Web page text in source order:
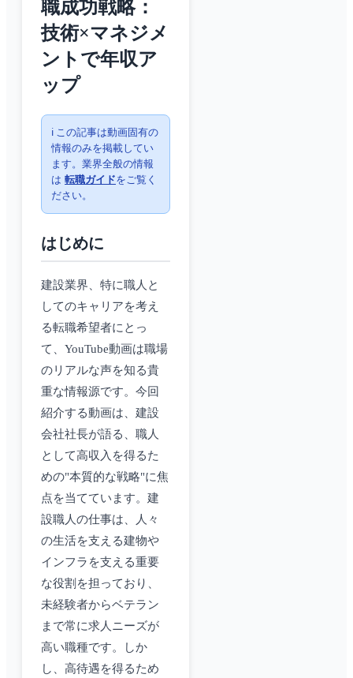
職成功戦略：
技術×マネジメ
ントで年収ア
ップ
ℹ️ この記事は動画固有の
情報のみを掲載してい
ます。業界全般の情報
は 転職ガイドをご覧く
ださい。
はじめに
建設業界、特に職人と
してのキャリアを考え
る転職希望者にとっ
て、YouTube動画は職場
のリアルな声を知る貴
重な情報源です。今回
紹介する動画は、建設
会社社長が語る、職人
として高収入を得るた
めの"本質的な戦略"に焦
点を当てています。建
設職人の仕事は、人々
の生活を支える建物や
インフラを支える重要
な役割を担っており、
未経験者からベテラン
まで常に求人ニーズが
高い職種です。しか
し、高待遇を得るため